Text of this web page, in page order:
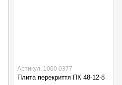
Артикул: 1000 0377
Плита перекриття ПК 48-12-8